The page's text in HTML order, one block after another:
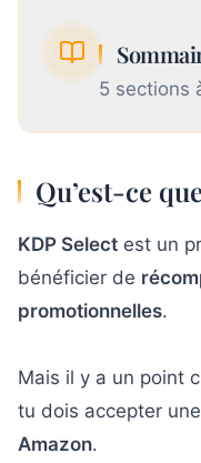
5 sections
Qu’est-ce que
2
Combien KDP
?
4
Alors, pourquoi
Select ?
Qu’est-ce
KDP Select est un
bénéficier de
promotionnelles.
Mais il y a un point
tu dois accepter une
Amazon.